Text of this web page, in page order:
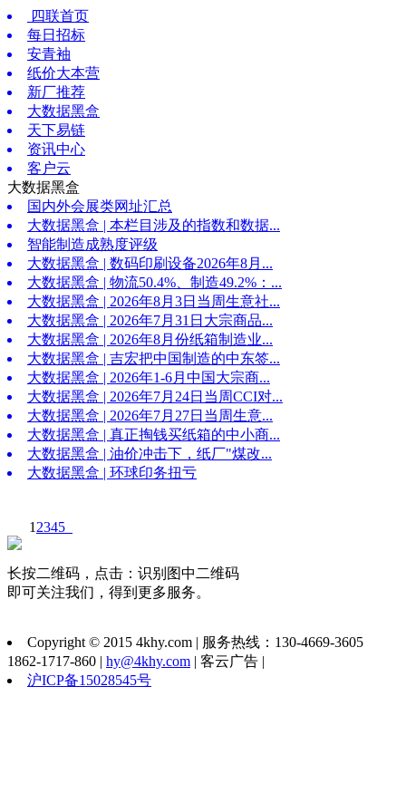
四联首页
每日招标
安青袖
纸价大本营
新厂推荐
大数据黑盒
天下易链
资讯中心
客户云
大数据黑盒
国内外会展类网址汇总
大数据黑盒 | 本栏目涉及的指数和数据...
智能制造成熟度评级
大数据黑盒 | 数码印刷设备2026年8月...
大数据黑盒 | 物流50.4%、制造49.2%：...
大数据黑盒 | 2026年8月3日当周生意社...
大数据黑盒 | 2026年7月31日大宗商品...
大数据黑盒 | 2026年8月份纸箱制造业...
大数据黑盒 | 吉宏把中国制造的中东签...
大数据黑盒 | 2026年1-6月中国大宗商...
大数据黑盒 | 2026年7月24日当周CCI对...
大数据黑盒 | 2026年7月27日当周生意...
大数据黑盒 | 真正掏钱买纸箱的中小商...
大数据黑盒 | 油价冲击下，纸厂"煤改...
大数据黑盒 | 环球印务扭亏
1 2345
长按二维码，点击：识别图中二维码
即可关注我们，得到更多服务。
Copyright © 2015 4khy.com | 服务热线：130-4669-3605
1862-1717-860 | hy@4khy.com | 客云广告 |
沪ICP备15028545号